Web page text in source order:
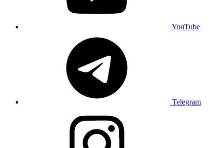
YouTube
Telegram